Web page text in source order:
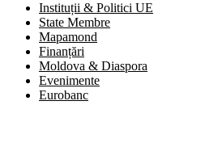
Instituții & Politici UE
State Membre
Mapamond
Finanțări
Moldova & Diaspora
Evenimente
Eurobanc